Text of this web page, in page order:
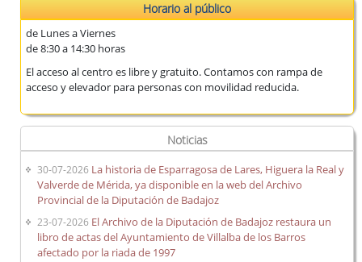
Portal de Archivo
Biblioteca Auxiliar
Archivo digital
Boletín Oficial de la Provincia de Badajoz (desde 1835)
Solicitud de información
Horario al público
de Lunes a Viernes
de 8:30 a 14:30 horas
El acceso al centro es libre y gratuito. Contamos con rampa de
acceso y elevador para personas con movilidad reducida.
Noticias
30-07-2026 La historia de Esparragosa de Lares, Higuera la Real y
Valverde de Mérida, ya disponible en la web del Archivo
Provincial de la Diputación de Badajoz
23-07-2026 El Archivo de la Diputación de Badajoz restaura un
libro de actas del Ayuntamiento de Villalba de los Barros
afectado por la riada de 1997